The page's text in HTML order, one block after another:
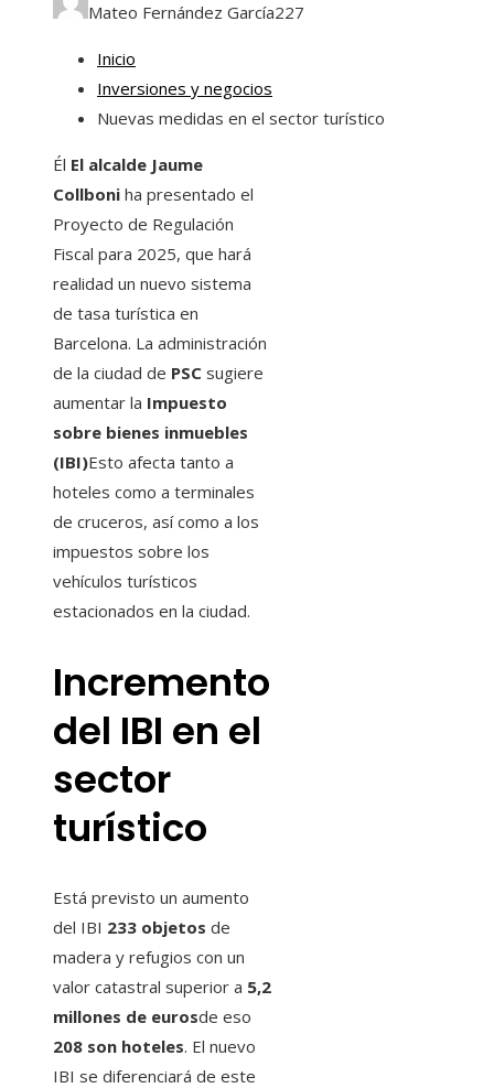
Mateo Fernández García227
Inicio
Inversiones y negocios
Nuevas medidas en el sector turístico
Él El alcalde Jaume
Collboni ha presentado el
Proyecto de Regulación
Fiscal para 2025, que hará
realidad un nuevo sistema
de tasa turística en
Barcelona. La administración
de la ciudad de PSC sugiere
aumentar la Impuesto
sobre bienes inmuebles
(IBI)Esto afecta tanto a
hoteles como a terminales
de cruceros, así como a los
impuestos sobre los
vehículos turísticos
estacionados en la ciudad.
Incremento
del IBI en el
sector
turístico
Está previsto un aumento
del IBI 233 objetos de
madera y refugios con un
valor catastral superior a 5,2
millones de eurosde eso
208 son hoteles. El nuevo
IBI se diferenciará de este